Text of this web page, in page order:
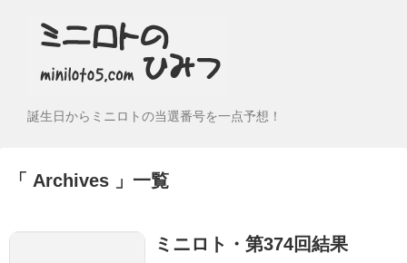
誕生日からミニロトの当選番号を一点予想！
Archives 一覧
ミニロト・第374回結果